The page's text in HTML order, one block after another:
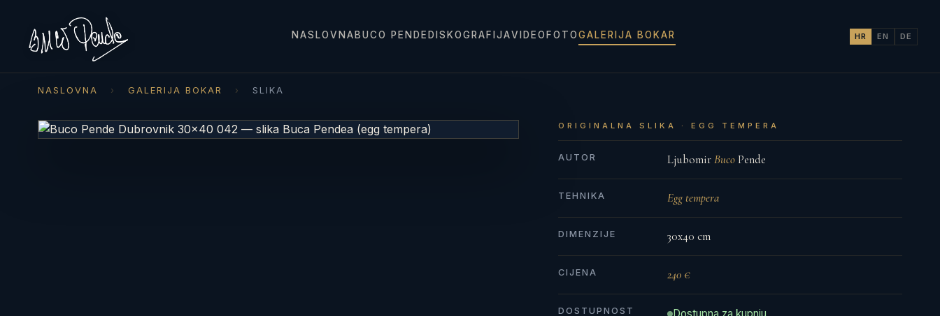
NASLOVNABUCO PENDEDISKOGRAFIJAVIDEOFOTOGALERIJA BOKAR HR EN DE
NASLOVNA › GALERIJA BOKAR › SLIKA
ORIGINALNA SLIKA · EGG TEMPERA
AUTOR LjubomirBucoPende
TEHNIKA Egg tempera
DIMENZIJE 30x40 cm
CIJENA 240 €
DOSTUPNOST